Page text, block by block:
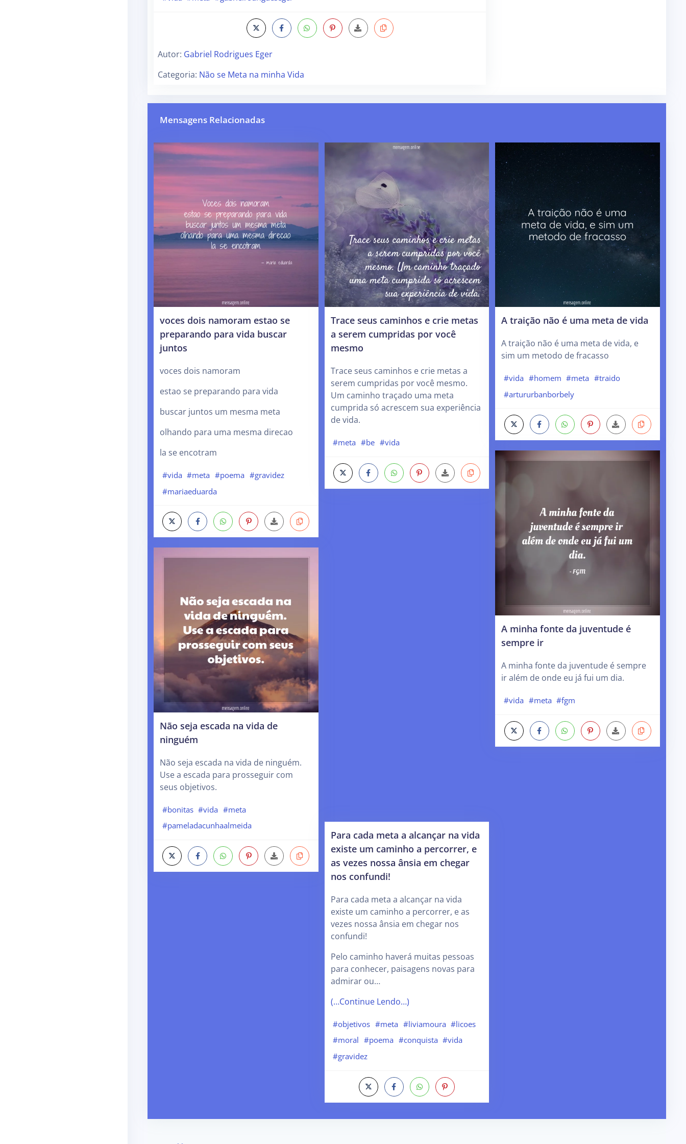
Autor: Gabriel Rodrigues Eger
Categoria: Não se Meta na minha Vida
Mensagens Relacionadas
voces dois namoram estao se
preparando para vida buscar
juntos
voces dois namoram
estao se preparando para vida
buscar juntos um mesma meta
olhando para uma mesma direcao
la se encotram
#vida #meta #poema #gravidez
#mariaeduarda
Não seja escada na vida de
ninguém
Não seja escada na vida de ninguém.
Use a escada para prosseguir com
seus objetivos.
#bonitas #vida #meta
#pameladacunhaalmeida
Trace seus caminhos e crie metas
a serem cumpridas por você
mesmo
Trace seus caminhos e crie metas a
serem cumpridas por você mesmo.
Um caminho traçado uma meta
cumprida só acrescem sua experiência
de vida.
#meta #be #vida
Para cada meta a alcançar na vida
existe um caminho a percorrer, e
as vezes nossa ânsia em chegar
nos confundi!
Para cada meta a alcançar na vida
existe um caminho a percorrer, e as
vezes nossa ânsia em chegar nos
confundi!
Pelo caminho haverá muitas pessoas
para conhecer, paisagens novas para
admirar ou…
(…Continue Lendo…)
#objetivos #meta #liviamoura #licoes
#moral #poema #conquista #vida
#gravidez
A traição não é uma meta de vida
A traição não é uma meta de vida, e
sim um metodo de fracasso
#vida #homem #meta #traido
#artururbanborbely
A minha fonte da juventude é
sempre ir
A minha fonte da juventude é sempre
ir além de onde eu já fui um dia.
#vida #meta #fgm